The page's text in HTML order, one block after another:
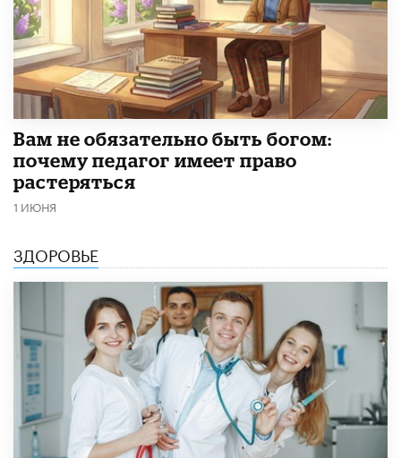
​Вам не обязательно быть богом:
почему педагог имеет право
растеряться
1 ИЮНЯ
ЗДОРОВЬЕ